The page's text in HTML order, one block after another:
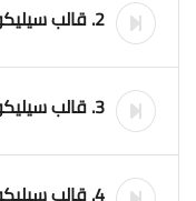
2. قالب سيليكون طفاية ريزن وسط shorts
3. قالب سيليكون كوستر دائرة shorts
4. قالب سيليكون كوستر مربع shorts